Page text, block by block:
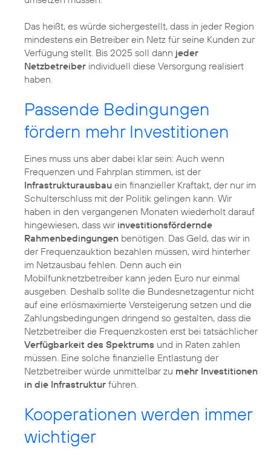
Das heißt, es würde sichergestellt, dass in jeder Region
mindestens ein Betreiber ein Netz für seine Kunden zur
Verfügung stellt. Bis 2025 soll dann jeder
Netzbetreiber individuell diese Versorgung realisiert
haben.
Passende Bedingungen
fördern mehr Investitionen
Eines muss uns aber dabei klar sein: Auch wenn
Frequenzen und Fahrplan stimmen, ist der
Infrastrukturausbau ein finanzieller Kraftakt, der nur im
Schulterschluss mit der Politik gelingen kann. Wir
haben in den vergangenen Monaten wiederholt darauf
hingewiesen, dass wir investitionsfördernde
Rahmenbedingungen benötigen. Das Geld, das wir in
der Frequenzauktion bezahlen müssen, wird hinterher
im Netzausbau fehlen. Denn auch ein
Mobilfunknetzbetreiber kann jeden Euro nur einmal
ausgeben. Deshalb sollte die Bundesnetzagentur nicht
auf eine erlösmaximierte Versteigerung setzen und die
Zahlungsbedingungen dringend so gestalten, dass die
Netzbetreiber die Frequenzkosten erst bei tatsächlicher
Verfügbarkeit des Spektrums und in Raten zahlen
müssen. Eine solche finanzielle Entlastung der
Netzbetreiber würde unmittelbar zu mehr Investitionen
in die Infrastruktur führen.
Kooperationen werden immer
wichtiger